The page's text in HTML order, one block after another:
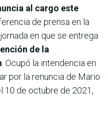
al cargo este
de prensa en la
en que se entrega
de la
. Ocupó la intendencia en
por la renuncia de Mario
10 de octubre de 2021,